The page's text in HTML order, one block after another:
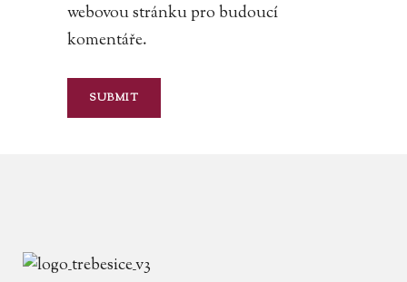
webovou stránku pro budoucí
komentáře.